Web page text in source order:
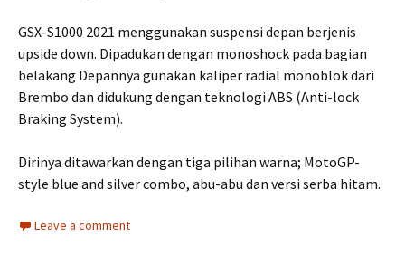
GSX-S1000 2021 menggunakan suspensi depan berjenis
upside down. Dipadukan dengan monoshock pada bagian
belakang Depannya gunakan kaliper radial monoblok dari
Brembo dan didukung dengan teknologi ABS (Anti-lock
Braking System).
Dirinya ditawarkan dengan tiga pilihan warna; MotoGP-
style blue and silver combo, abu-abu dan versi serba hitam.
Leave a comment